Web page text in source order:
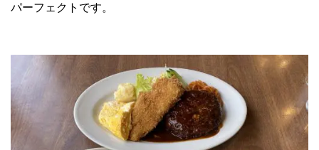
パーフェクトです。